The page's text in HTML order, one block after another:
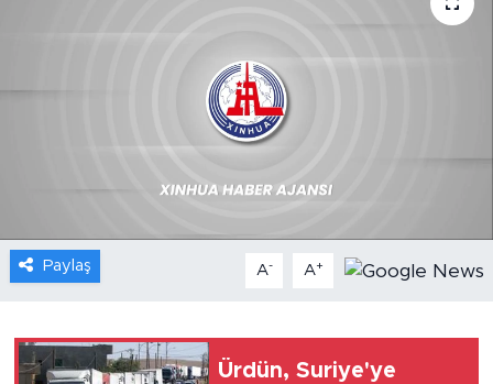
Paylaş A- A+
Ürdün, Suriye'ye
Sağlık
Xinhua